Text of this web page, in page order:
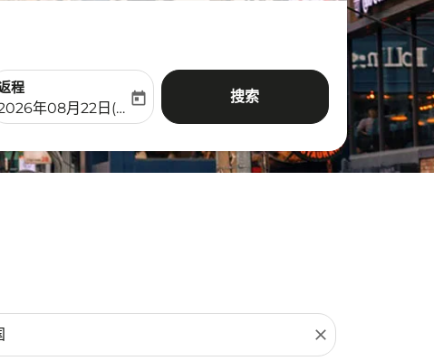
aria-label
程
booking-return-date-aria-label
年08月22日(周六)
today 搜索
close